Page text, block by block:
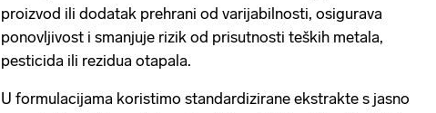
proizvod ili dodatak prehrani od varijabilnosti, osigurava
ponovljivost i smanjuje rizik od prisutnosti teških metala,
pesticida ili rezidua otapala.
U formulacijama koristimo standardizirane ekstrakte s jasno